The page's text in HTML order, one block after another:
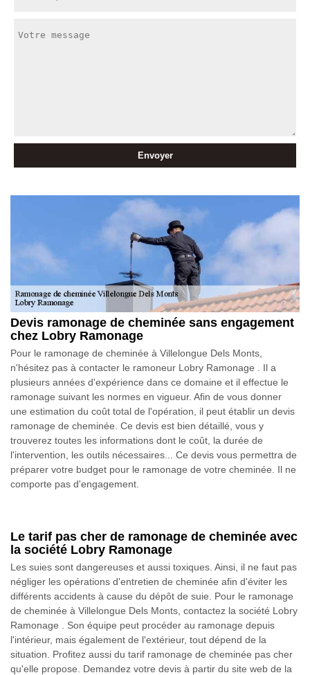
Devis ramonage de cheminée sans engagement
chez Lobry Ramonage
Pour le ramonage de cheminée à Villelongue Dels Monts,
n'hésitez pas à contacter le ramoneur Lobry Ramonage . Il a
plusieurs années d'expérience dans ce domaine et il effectue le
ramonage suivant les normes en vigueur. Afin de vous donner
une estimation du coût total de l'opération, il peut établir un devis
ramonage de cheminée. Ce devis est bien détaillé, vous y
trouverez toutes les informations dont le coût, la durée de
l'intervention, les outils nécessaires... Ce devis vous permettra de
préparer votre budget pour le ramonage de votre cheminée. Il ne
comporte pas d'engagement.
Le tarif pas cher de ramonage de cheminée avec
la société Lobry Ramonage
Les suies sont dangereuses et aussi toxiques. Ainsi, il ne faut pas
négliger les opérations d'entretien de cheminée afin d'éviter les
différents accidents à cause du dépôt de suie. Pour le ramonage
de cheminée à Villelongue Dels Monts, contactez la société Lobry
Ramonage . Son équipe peut procéder au ramonage depuis
l'intérieur, mais également de l'extérieur, tout dépend de la
situation. Profitez aussi du tarif ramonage de cheminée pas cher
qu'elle propose. Demandez votre devis à partir du site web de la